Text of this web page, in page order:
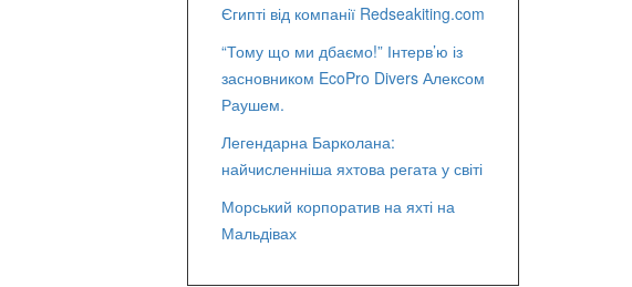
Єгипті від компанії Redseakiting.com
“Тому що ми дбаємо!” Інтерв’ю із
засновником EcoPro Divers Алексом
Раушем.
Легендарна Барколана:
найчисленніша яхтова регата у світі
Морський корпоратив на яхті на
Мальдівах